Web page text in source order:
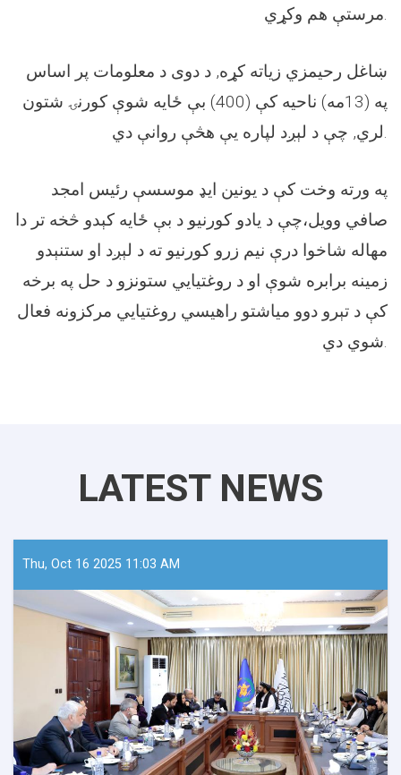
مرستې هم وکړي.
ښاغل رحيمزي زياته کړه, د دوی د معلومات پر اساس
په (13مه) ناحيه کې (400) بې ځايه شوې کورنۍ شتون
لري, چې د لېږد لپاره يې هڅې روانې دي.
په ورته وخت کې د يونين ايډ موسسې رئيس امجد
صافي وويل،چې د يادو کورنيو د بې ځايه کېدو څخه تر دا
مهاله شاخوا درې نيم زرو کورنيو ته د لېږد او ستنېدو
زمينه برابره شوې او د روغتيايي ستونزو د حل په برخه
کې د تېرو دوو مياشتو راهیسي روغتيايي مرکزونه فعال
شوي دي.
LATEST NEWS
Thu, Oct 16 2025 11:03 AM